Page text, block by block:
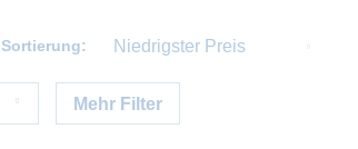
Sortierung:
Mehr Filter